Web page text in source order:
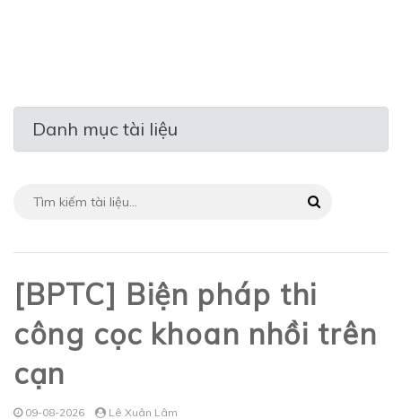
Danh mục tài liệu
[BPTC] Biện pháp thi
công cọc khoan nhồi trên
cạn
09-08-2026 Lê Xuân Lâm